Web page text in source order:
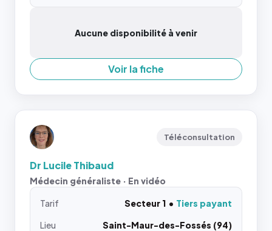
Aucune disponibilité à venir
Voir la fiche
Téléconsultation
Dr Lucile Thibaud
Médecin généraliste · En vidéo
Tarif Secteur 1
Tiers payant
Lieu
Saint-Maur-des-Fossés (94)